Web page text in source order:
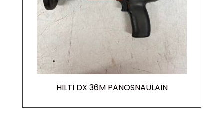
HILTI DX 36M PANOSNAULAIN